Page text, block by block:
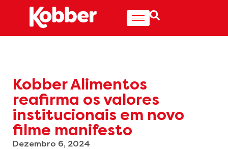
Kobber Alimentos
reafirma os valores
institucionais em novo
filme manifesto
Dezembro 6, 2024